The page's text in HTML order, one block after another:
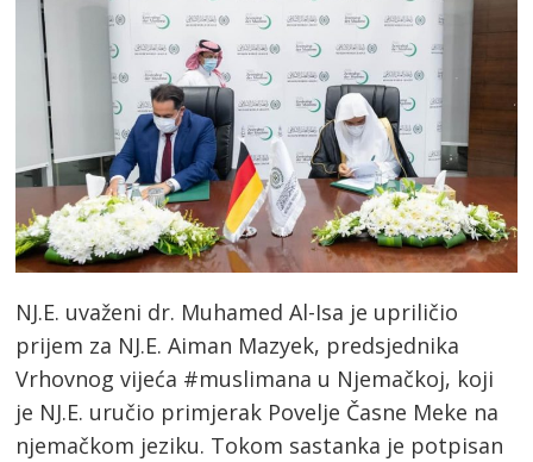
NJ.E. uvaženi dr. Muhamed Al-Isa je upriličio
prijem za NJ.E. Aiman Mazyek, predsjednika
Vrhovnog vijeća #muslimana u Njemačkoj, koji
je NJ.E. uručio primjerak Povelje Časne Meke na
njemačkom jeziku. Tokom sastanka je potpisan